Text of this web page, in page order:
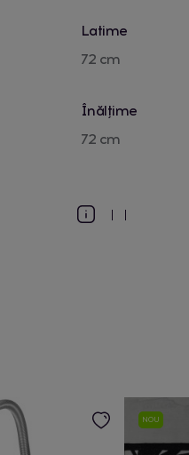
Latime
72 cm
Înălțime
72 cm
NOU